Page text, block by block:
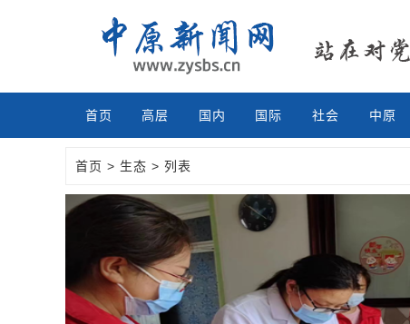
首页 高层 国内 国际 社会 中原
首页 > 生态 > 列表
Previous